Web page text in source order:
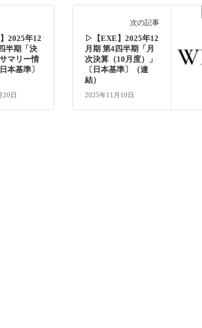
2025年12
半期「決
マリー情
本基準〕
20日
次の記事
▷【EXE】2025年12
月期 第4四半期「月
次決算（10月度）」
〔日本基準〕（連
結）
2025年11月10日